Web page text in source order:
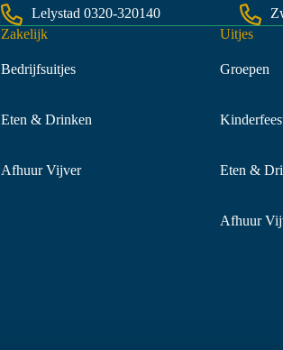
Lelystad 0320-320140
Zakelijk
Bedrijfsuitjes
Eten & Drinken
Afhuur Vijver
Uitjes
Groepen
Eten &
Afhuur